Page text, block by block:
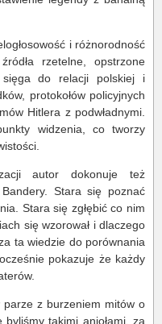
i różnorodność
rzetelne, opstrzone
sięga do relacji polskiej i
protokołów policyjnych
Hitlera z podwładnymi.
widzenia, co tworzy
autor dokonuje też
Stara się poznać
Stara się zgłębić co nim
się wzorował i dlaczego
ta wiedzie do porównania
pokazuje że każdy
z burzeniem mitów o
takimi aniołami, za